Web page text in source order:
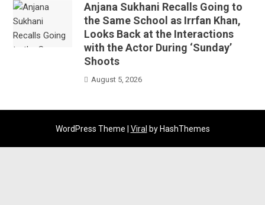
Anjana Sukhani Recalls Going to
the Same School as Irrfan Khan,
Looks Back at the Interactions
with the Actor During ‘Sunday’
Shoots
August 5, 2026
WordPress Theme | Viral by HashThemes